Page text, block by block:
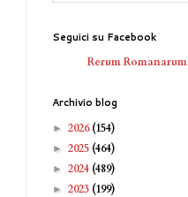
Seguici su Facebook
Rerum Romanarum
Archivio blog
► 2026(154)
► 2025 (464)
► 2024 (489)
► 2023 (199)